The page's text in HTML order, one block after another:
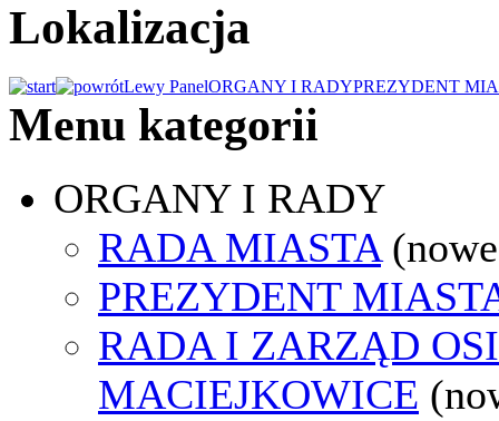
Lokalizacja
Lewy PanelORGANY I RADYPREZYDENT
Menu kategorii
ORGANY I RADY
RADA MIASTA
PREZYDENT
RADA I ZARZĄD
MACIEJKOWICE